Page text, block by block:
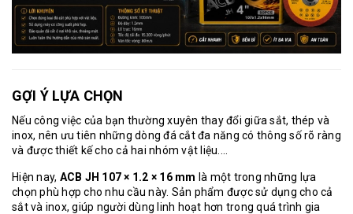
GỢI Ý LỰA CHỌN
Nếu công việc của bạn thường xuyên thay đổi giữa sắt, thép và
inox, nên ưu tiên những dòng đá cắt đa năng có thông số rõ ràng
và được thiết kế cho cả hai nhóm vật liệu....
Hiện nay, ACB JH 107 × 1.2 × 16 mm là một trong những lựa
chọn phù hợp cho nhu cầu này. Sản phẩm được sử dụng cho cả
sắt và inox, giúp người dùng linh hoạt hơn trong quá trình gia